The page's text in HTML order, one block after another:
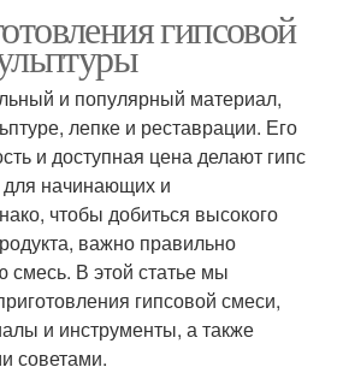
гипсовой
и популярный материал,
лепке и реставрации. Его
и доступная цена делают гипс
начинающих и
чтобы добиться высокого
важно правильно
смесь. В этой статье мы
гипсовой смеси,
и инструменты, а также
советами.